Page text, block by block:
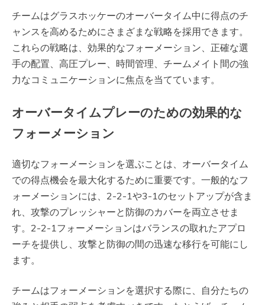
チームはグラスホッケーのオーバータイム中に得点のチ
ャンスを高めるためにさまざまな戦略を採用できます。
これらの戦略は、効果的なフォーメーション、正確な選
手の配置、高圧プレー、時間管理、チームメイト間の強
力なコミュニケーションに焦点を当てています。
オーバータイムプレーのための効果的な
フォーメーション
適切なフォーメーションを選ぶことは、オーバータイム
での得点機会を最大化するために重要です。一般的なフ
ォーメーションには、2-2-1や3-1のセットアップが含ま
れ、攻撃のプレッシャーと防御のカバーを両立させま
す。2-2-1フォーメーションはバランスの取れたアプロ
ーチを提供し、攻撃と防御の間の迅速な移行を可能にし
ます。
チームはフォーメーションを選択する際に、自分たちの